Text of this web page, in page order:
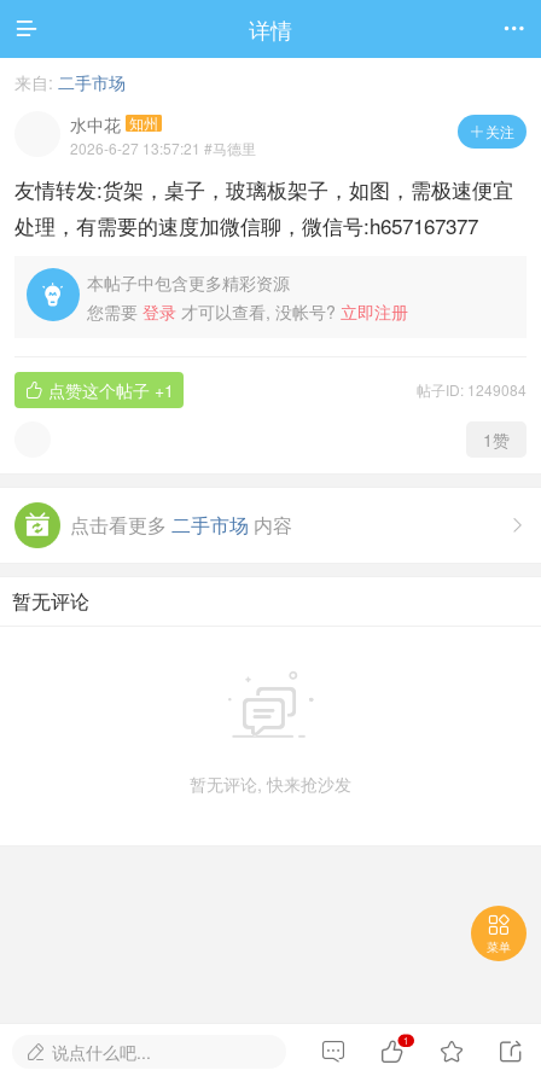
 详情 
来自: 二手市场
 关注
水中花 知州
2026-6-27 13:57:21 #马德里
友情转发:货架，桌子，玻璃板架子，如图，需极速便宜
处理，有需要的速度加微信聊，微信号:h657167377

本帖子中包含更多精彩资源
您需要 登录 才可以查看, 没帐号? 立即注册
帖子ID: 1249084
 点赞这个帖子 +1
1赞

点击看更多 二手市场 内容
暂无评论

暂无评论, 快来抢沙发

菜单
 说点什么吧...  1  